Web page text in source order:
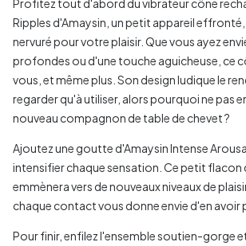
Profitez tout d'abord du vibrateur cône
Ripples d'Amaysin, un petit appareil
nervuré pour votre plaisir. Que vous ayez
profondes ou d'une touche aguicheuse, ce
vous, et même plus. Son design ludique le
regarder qu'à utiliser, alors pourquoi ne pas
nouveau compagnon de table de chevet ?
Ajoutez une goutte d'Amaysin Intense
intensifier chaque sensation. Ce petit flacon
emmènera vers de nouveaux niveaux de
chaque contact vous donne envie d'en avoir
Pour finir, enfilez l'ensemble soutien-gorge